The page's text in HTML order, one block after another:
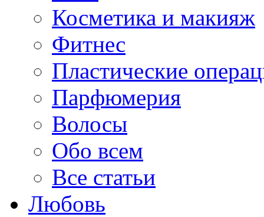
Косметика и макияж
Фитнес
Пластические
Парфюмерия
Волосы
Обо всем
Все статьи
Любовь